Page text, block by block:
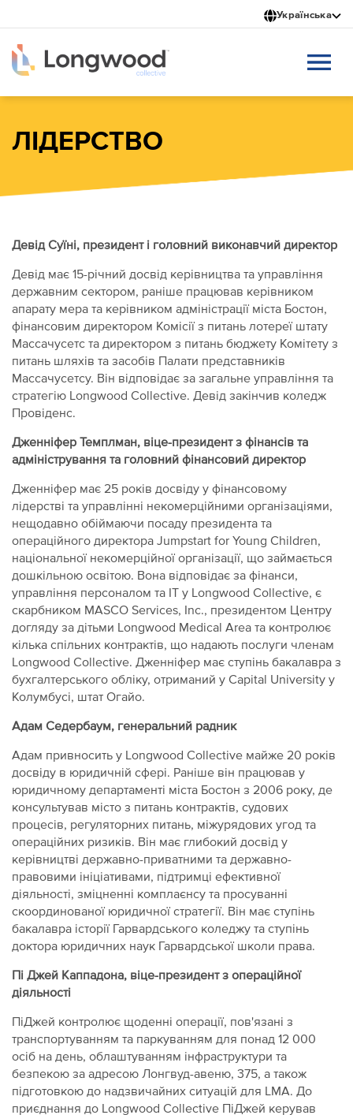
до
основного
вмісту
Українська
ЛІДЕРСТВО
Девід Суїні, президент і головний виконавчий директор
Девід має 15-річний досвід керівництва та управління
державним сектором, раніше працював керівником
апарату мера та керівником адміністрації міста Бостон,
фінансовим директором Комісії з питань лотереї штату
Массачусетс та директором з питань бюджету Комітету з
питань шляхів та засобів Палати представників
Массачусетсу. Він відповідає за загальне управління та
стратегію Longwood Collective. Девід закінчив коледж
Провіденс.
Дженніфер Темплман, віце-президент з фінансів та
адміністрування та головний фінансовий директор
Дженніфер має 25 років досвіду у фінансовому
лідерстві та управлінні некомерційними організаціями,
нещодавно обіймаючи посаду президента та
операційного директора Jumpstart for Young Children,
національної некомерційної організації, що займається
дошкільною освітою. Вона відповідає за фінанси,
управління персоналом та ІТ у Longwood Collective, є
скарбником MASCO Services, Inc., президентом Центру
догляду за дітьми Longwood Medical Area та контролює
кілька спільних контрактів, що надають послуги членам
Longwood Collective. Дженніфер має ступінь бакалавра з
бухгалтерського обліку, отриманий у Capital University у
Колумбусі, штат Огайо.
Адам Седербаум, генеральний радник
Адам привносить у Longwood Collective майже 20 років
досвіду в юридичній сфері. Раніше він працював у
юридичному департаменті міста Бостон з 2006 року, де
консультував місто з питань контрактів, судових
процесів, регуляторних питань, міжурядових угод та
операційних ризиків. Він має глибокий досвід у
керівництві державно-приватними та державно-
правовими ініціативами, підтримці ефективної
діяльності, зміцненні комплаєнсу та просуванні
скоординованої юридичної стратегії. Він має ступінь
бакалавра історії Гарвардського коледжу та ступінь
доктора юридичних наук Гарвардської школи права.
Пі Джей Каппадона, віце-президент з операційної
діяльності
ПіДжей контролює щоденні операції, пов'язані з
транспортуванням та паркуванням для понад 12 000
осіб на день, облаштуванням інфраструктури та
безпекою за адресою Лонгвуд-авеню, 375, а також
підготовкою до надзвичайних ситуацій для LMA. До
приєднання до Longwood Collective ПіДжей керував